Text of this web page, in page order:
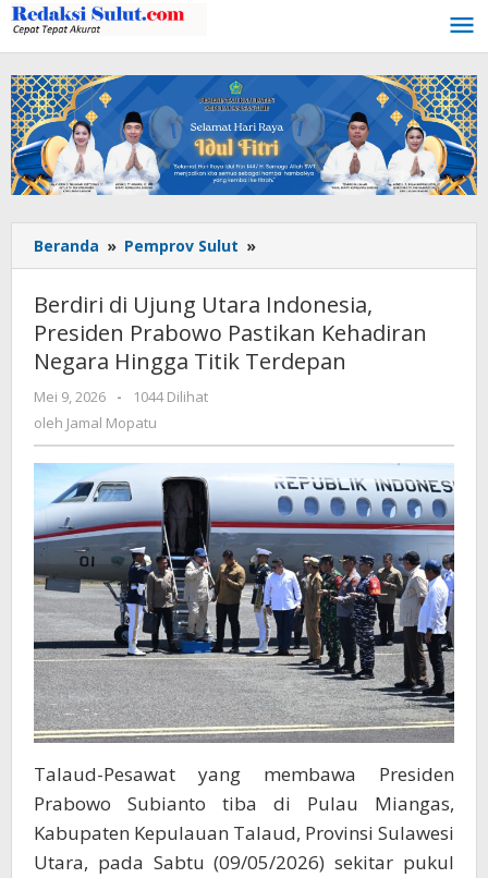
Lewati
ke
konten
Beranda » Pemprov Sulut »
di
Ujung
Utara
Indonesia,
Presiden
Negara
Hingga
Titik
Terdepan
Berdiri di Ujung Utara Indonesia,
Presiden Prabowo Pastikan Kehadiran
Negara Hingga Titik Terdepan
Mei 9, 2026
oleh
Jamal
Mopatu
-
1044 Dilihat
oleh Jamal Mopatu
Talaud-Pesawat yang membawa Presiden
Prabowo Subianto tiba di Pulau Miangas,
Kabupaten Kepulauan Talaud, Provinsi Sulawesi
Utara, pada Sabtu (09/05/2026) sekitar pukul